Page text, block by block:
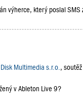
výherce, který poslal SMS
Disk Multimedia s.r.o. ,
v Ableton Live 9?